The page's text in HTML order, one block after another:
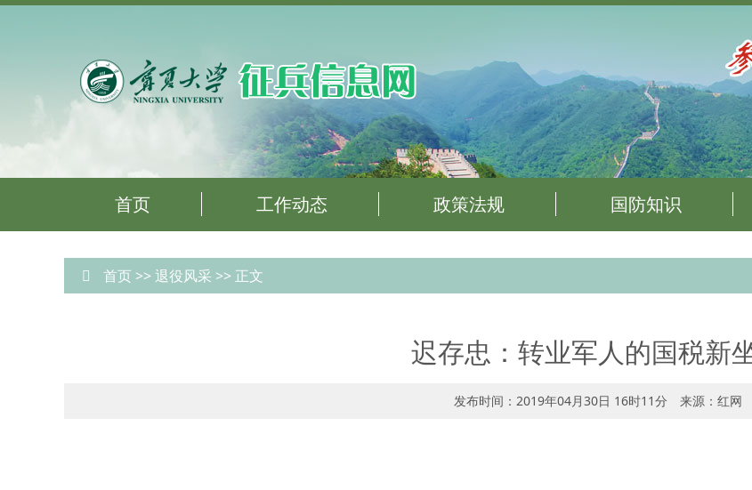
首页 工作动态 政策法规 国防知识
首页 >>退役风采 >> 正文
迟存忠：转业军人的国税新
发布时间：2019年04月30日 16时11分 来源：红网